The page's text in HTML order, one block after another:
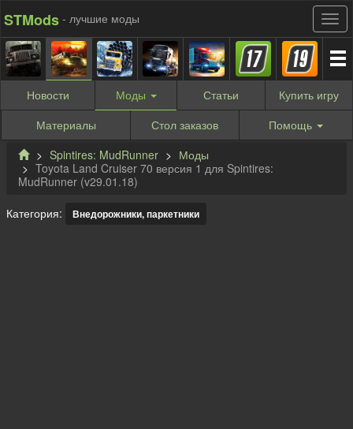
STMods - лучшие моды
Новости Моды Статьи Купить игру
Материалы
Стол заказов
Помощь
Spintires: MudRunner
Моды
Toyota Land Cruiser 70 версия 1 для Spintires:
MudRunner (v29.01.18)
Категория: Внедорожники, паркетники